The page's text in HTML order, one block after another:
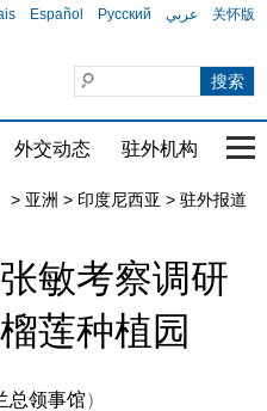
Español Русский عربي 关怀版
外交动态 驻外机构 国
> 亚洲 > 印度尼西亚 > 驻外报道
敏考察调研
莲种植园
总领事馆）